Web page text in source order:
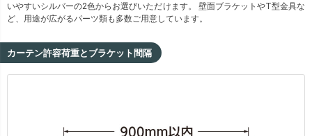
いやすいシルバーの2色からお選びいただけます。 壁面ブラケットやT型金具な
ど、用途が広がるパーツ類も多数ご用意しています。
カーテン許容荷重とブラケット間隔